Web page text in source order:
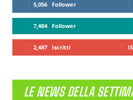
5,056 Follower
7,484 Follower
2,487 Iscritti
LE NEWS DELLA